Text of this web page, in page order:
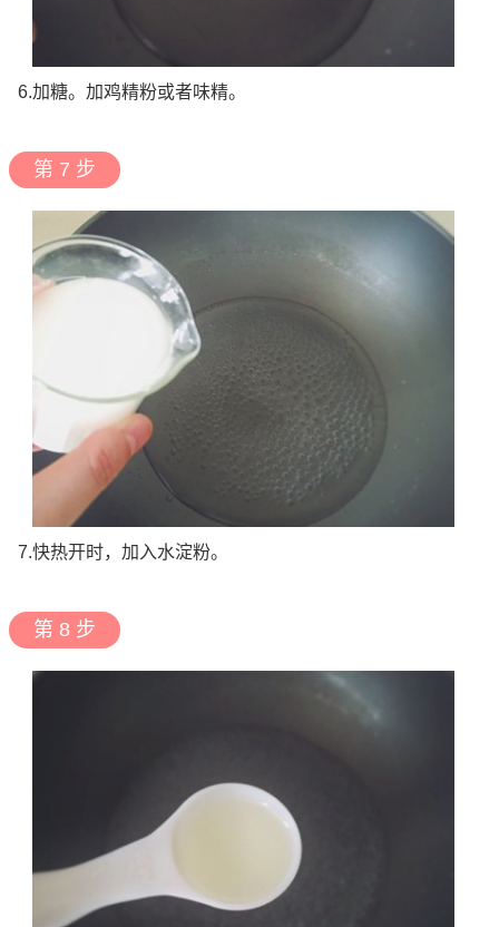
6.加糖。加鸡精粉或者味精。
第 7 步
7.快热开时，加入水淀粉。
第 8 步